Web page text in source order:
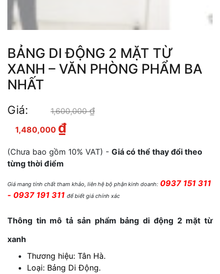
BẢNG DI ĐỘNG 2 MẶT TỪ
XANH – VĂN PHÒNG PHẨM BA
NHẤT
Giá: 1,600,000₫
1,480,000 ₫
(Chưa bao gồm 10% VAT) - Giá có thể thay đổi theo
từng thời điểm
Giá mang tính chất tham khảo, liên hệ bộ phận kinh doanh: 0937 151 311
- 0937 191 311 để biết giá chính xác
Thông tin mô tả sản phẩm bảng di động 2 mặt từ
xanh
Thương hiệu: Tân Hà.
Loại: Bảng Di Động.